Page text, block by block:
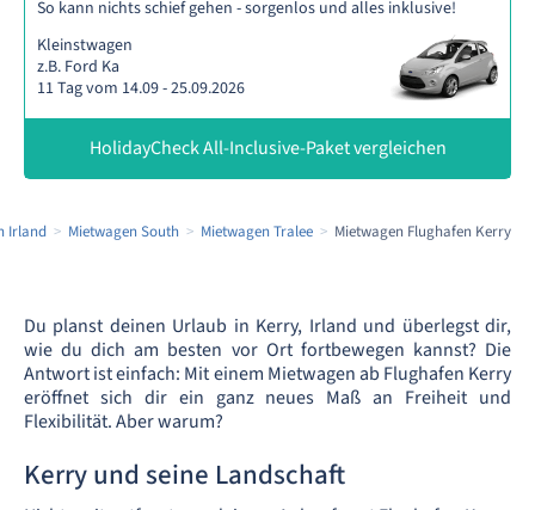
So kann nichts schief gehen - sorgenlos und alles inklusive!
Kleinstwagen
z.B. Ford Ka
11 Tag vom 14.09 - 25.09.2026
HolidayCheck All-Inclusive-Paket vergleichen
Irland Mietwagen South Mietwagen Tralee Mietwagen Flughafen Kerry
Du planst deinen Urlaub in Kerry, Irland und überlegst dir,
wie du dich am besten vor Ort fortbewegen kannst? Die
Antwort ist einfach: Mit einem Mietwagen ab Flughafen Kerry
eröffnet sich dir ein ganz neues Maß an Freiheit und
Flexibilität. Aber warum?
Kerry und seine Landschaft